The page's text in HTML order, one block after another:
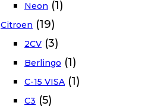
Neon (1)
Citroen (19)
2CV (3)
Berlingo (1)
C-15 VISA (1)
C3 (5)